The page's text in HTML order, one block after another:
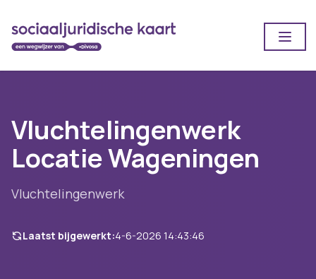
Vluchtelingenwerk
Locatie Wageningen
Vluchtelingenwerk
Laatst bijgewerkt:4-6-2026 14:43:46